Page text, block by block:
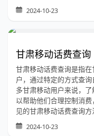
2024-10-23
甘肃移动话费查询
甘肃移动话费查询是指
户，通过特定的方式查
多甘肃移动用户来说，
以帮助他们合理控制消
见的甘肃移动话费查询
2024-10-23